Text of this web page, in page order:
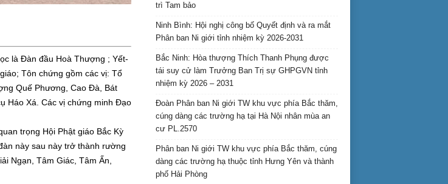
là Đàn đầu Hoà Thượng ; Yết-
Tôn chứng gồm các vị: Tổ
Quế Phương, Cao Đà, Bát
Háo Xá. Các vị chứng minh Đạo
trọng Hội Phật giáo Bắc Kỳ
này sau này trở thành rường
Ngạn, Tâm Giác, Tâm Ấn,
trì Tam bảo
Ninh Bình: Hội nghị công bố Quyết định và ra mắt
Phân ban Ni giới tỉnh nhiệm kỳ 2026-2031
Bắc Ninh: Hòa thượng Thích Thanh Phụng được
tái suy cử làm Trưởng Ban Trị sự GHPGVN tỉnh
nhiệm kỳ 2026 – 2031
Đoàn Phân ban Ni giới TW khu vực phía Bắc thăm,
cúng dàng các trường hạ tại Hà Nội nhân mùa an
cư PL.2570
Phân ban Ni giới TW khu vực phía Bắc thăm, cúng
dàng các trường hạ thuộc tỉnh Hưng Yên và thành
phố Hải Phòng